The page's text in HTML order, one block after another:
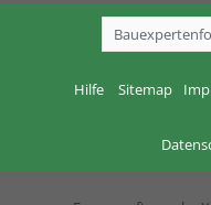
Hilfe Sitemap